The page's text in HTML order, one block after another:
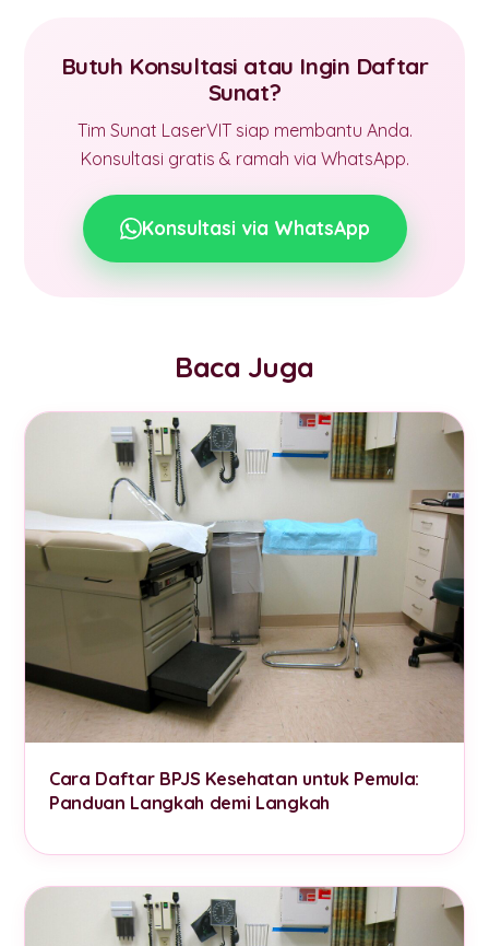
Butuh Konsultasi atau Ingin Daftar
Sunat?
Tim Sunat LaserVIT siap membantu Anda.
Konsultasi gratis & ramah via WhatsApp.
Konsultasi via WhatsApp
Baca Juga
Cara Daftar BPJS Kesehatan untuk Pemula:
Panduan Langkah demi Langkah